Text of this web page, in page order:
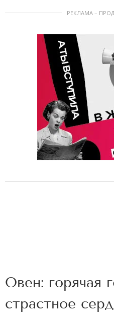
РЕКЛАМА –
Овен: горячая
страстное